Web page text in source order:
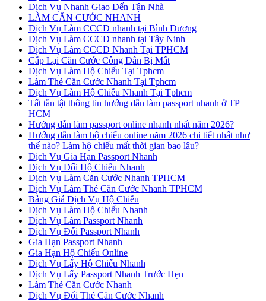
Dịch Vụ Nhanh Giao Đến Tận Nhà
LÀM CĂN CƯỚC NHANH
Dịch Vụ Làm CCCD nhanh tại Bình Dương
Dịch Vụ Làm CCCD nhanh tại Tây Ninh
Dịch Vụ Làm CCCD Nhanh Tại TPHCM
Cấp Lại Căn Cước Công Dân Bị Mất
Dịch Vụ Làm Hộ Chiếu Tại Tphcm
Làm Thẻ Căn Cước Nhanh Tại Tphcm
Dịch Vụ Làm Hộ Chiếu Nhanh Tại Tphcm
Tất tần tật thông tin hướng dẫn làm passport nhanh ở TP
HCM
Hướng dẫn làm passport online nhanh nhất năm 2026?
Hướng dẫn làm hộ chiếu online năm 2026 chi tiết nhất như
thế nào? Làm hộ chiếu mất thời gian bao lâu?
Dịch Vụ Gia Hạn Passport Nhanh
Dịch Vụ Đổi Hộ Chiếu Nhanh
Dịch Vụ Làm Căn Cước Nhanh TPHCM
Dịch Vụ Làm Thẻ Căn Cước Nhanh TPHCM
Bảng Giá Dịch Vụ Hộ Chiếu
Dịch Vụ Làm Hộ Chiếu Nhanh
Dịch Vụ Làm Passport Nhanh
Dịch Vụ Đổi Passport Nhanh
Gia Hạn Passport Nhanh
Gia Hạn Hộ Chiếu Online
Dịch Vụ Lấy Hộ Chiếu Nhanh
Dịch Vụ Lấy Passport Nhanh Trước Hẹn
Làm Thẻ Căn Cước Nhanh
Dịch Vụ Đổi Thẻ Căn Cước Nhanh